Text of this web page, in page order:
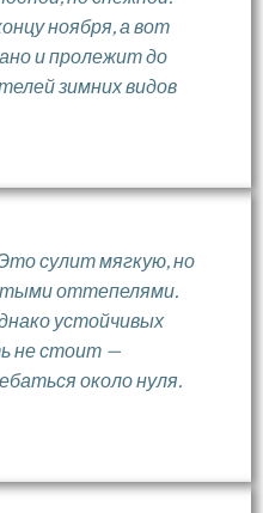
ноября, а вот
и пролежит до
зимних видов
сулит мягкую, но
оттепелями.
устойчивых
не стоит —
около нуля.